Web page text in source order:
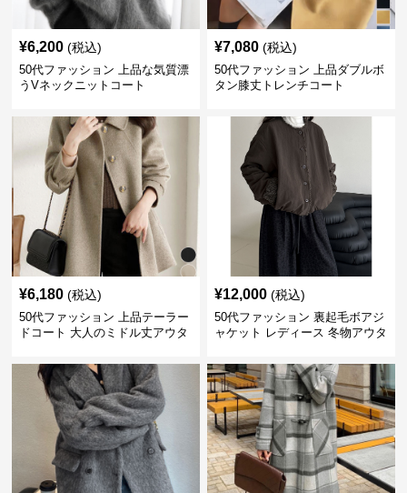
¥6,200 (税込)
50代ファッション 上品な気質漂
うVネックニットコート
¥7,080 (税込)
50代ファッション 上品ダブルボ
タン膝丈トレンチコート
¥6,180 (税込)
50代ファッション 上品テーラー
ドコート 大人のミドル丈アウタ
¥12,000 (税込)
50代ファッション 裏起毛ボアジ
ャケット レディース 冬物アウタ